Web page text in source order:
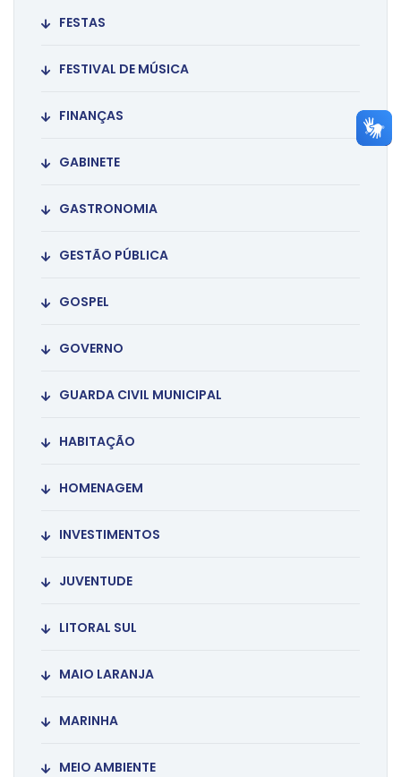
FESTAS
FESTIVAL DE MÚSICA
FINANÇAS
GABINETE
GASTRONOMIA
GESTÃO PÚBLICA
GOSPEL
GOVERNO
GUARDA CIVIL MUNICIPAL
HABITAÇÃO
HOMENAGEM
INVESTIMENTOS
JUVENTUDE
LITORAL SUL
MAIO LARANJA
MARINHA
MEIO AMBIENTE